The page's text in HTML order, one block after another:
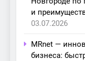
и
03.07.2026
MRnet —
бизнеса: